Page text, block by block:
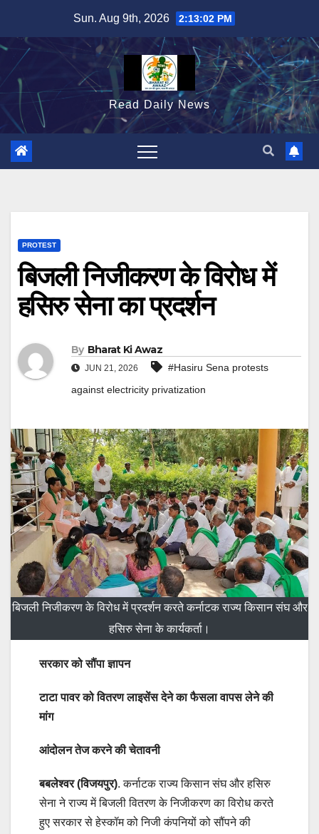
content
Sun. Aug 9th, 2026 2:13:04 PM
Read Daily News
PROTEST
बिजली निजीकरण के विरोध में
हसिरु सेना का प्रदर्शन
By Bharat Ki Awaz
JUN 21, 2026
#Hasiru Sena protests
against electricity privatization
बिजली निजीकरण के विरोध में प्रदर्शन करते कर्नाटक राज्य किसान संघ और
हसिरु सेना के कार्यकर्ता।
सरकार को सौंपा ज्ञापन
टाटा पावर को वितरण लाइसेंस देने का फैसला वापस लेने की
मांग
आंदोलन तेज करने की चेतावनी
बबलेश्वर (विजयपुर). कर्नाटक राज्य किसान संघ और हसिरु
सेना ने राज्य में बिजली वितरण के निजीकरण का विरोध करते
हुए सरकार से हेस्कॉम को निजी कंपनियों को सौंपने की